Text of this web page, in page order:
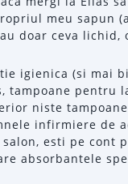
meu sapun
doar ceva lichid,
igienica (si mai
tampoane pentru
niste
infirmiere de
esti pe cont
absorbantele